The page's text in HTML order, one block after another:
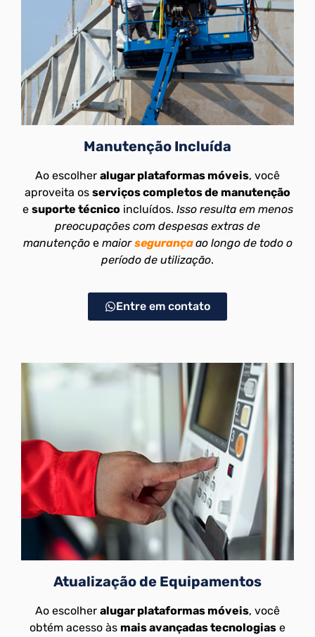
Manutenção Incluída
Ao escolher alugar plataformas móveis, você
aproveita os serviços completos de manutenção
e suporte técnicoincluídos. Isso resulta em menos
preocupações com despesas extras de
manutençãoe maiorsegurançaao longo de todo o
período de utilização.
Entre em contato
Atualização de Equipamentos
Ao escolher alugar plataformas móveis, você
obtém acesso às mais avançadas tecnologias e